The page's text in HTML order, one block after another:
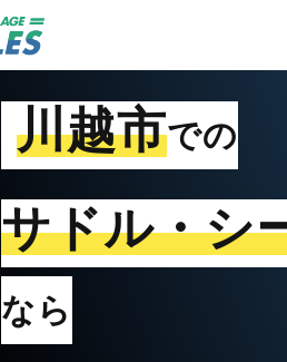
川越市での
サドル・シ
なら